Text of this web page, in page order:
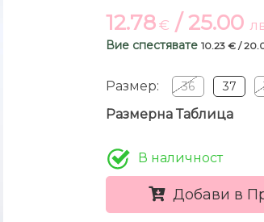
12.78€ / 25.00
Вие спестявате 10.23 € /
Размер: 36 37
Размерна Таблица
В наличност
Добави в